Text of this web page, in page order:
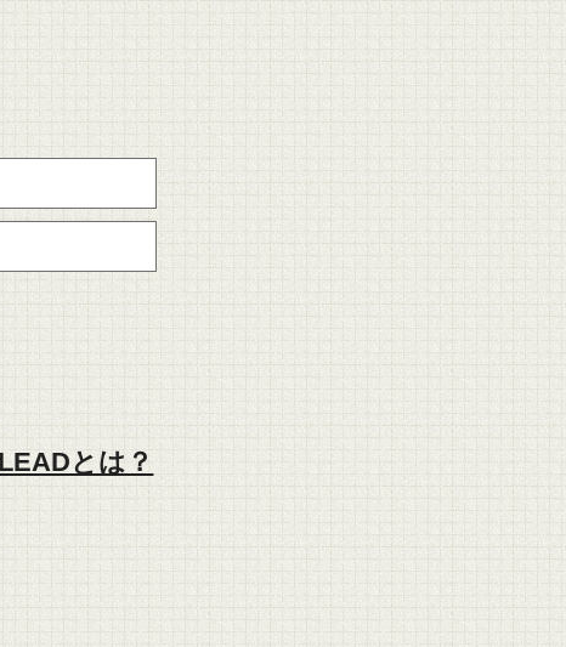
とは？